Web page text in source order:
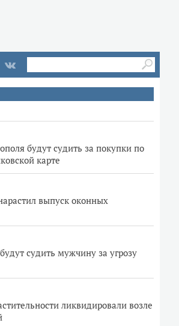
будут судить за покупки по
карте
выпуск оконных
судить мужчину за угрозу
ликвидировали возле